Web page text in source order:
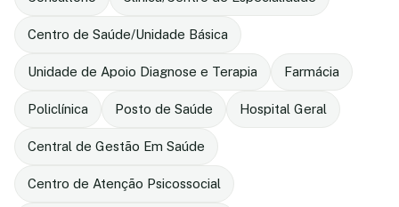
Centro de Saúde/Unidade Básica
Unidade de Apoio Diagnose e Terapia Farmácia
Policlínica Posto de Saúde Hospital Geral
Central de Gestão Em Saúde
Centro de Atenção Psicossocial